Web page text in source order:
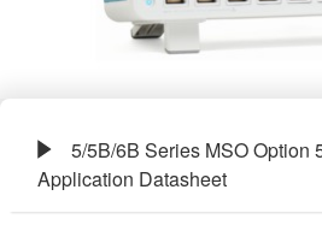
5/5B/6B Series MSO Option
Application Datasheet